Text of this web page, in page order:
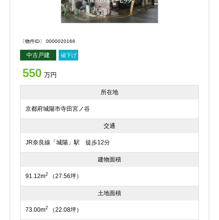
〔物件ID〕 0000020166
中古戸建 値下げ
550 万円
所在地
京都府城陽市寺田宮ノ谷
交通
JR奈良線「城陽」駅 徒歩12分
建物面積
91.12m2 （27.56坪）
土地面積
73.00m2 （22.08坪）